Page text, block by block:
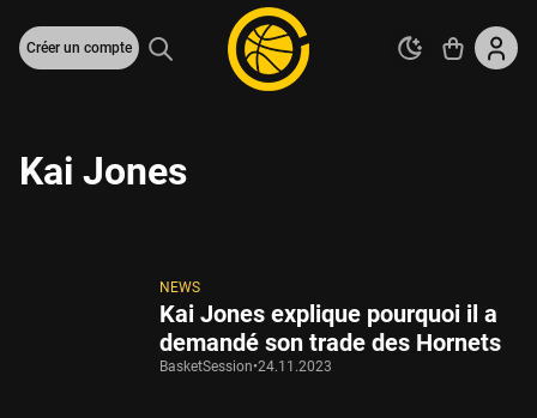
Créer un compte
Kai Jones
NEWS
Kai Jones explique pourquoi il a
demandé son trade des Hornets
BasketSession•24.11.2023